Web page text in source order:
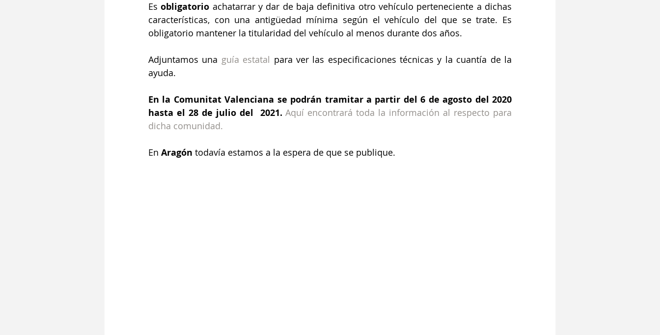
Es obligatorio achatarrar y dar de baja definitiva otro vehículo perteneciente a dichas
características, con una antigüedad mínima según el vehículo del que se trate. Es
obligatorio mantener la titularidad del vehículo al menos durante dos años.
Adjuntamos una guía estatal para ver las especificaciones técnicas y la cuantía de la
ayuda.
En la Comunitat Valenciana se podrán tramitar a partir del 6 de agosto del 2020
hasta el 28 de julio del  2021. Aquí encontrará toda la información al respecto para
dicha comunidad.
En Aragón todavía estamos a la espera de que se publique.